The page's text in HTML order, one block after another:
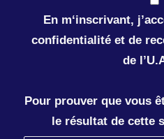
En m‘inscrivant,
confidentialité et de
de
Pour prouver que vous
le résultat de cette